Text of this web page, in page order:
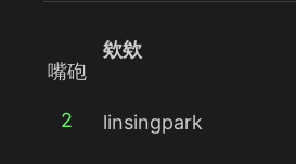
嘴砲
2
欸欸
linsingpark